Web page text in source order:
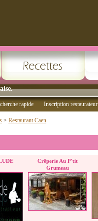
rapide Inscription restaurateur
> Restaurant Caen
Crêperie Au P'tit
Grumeau